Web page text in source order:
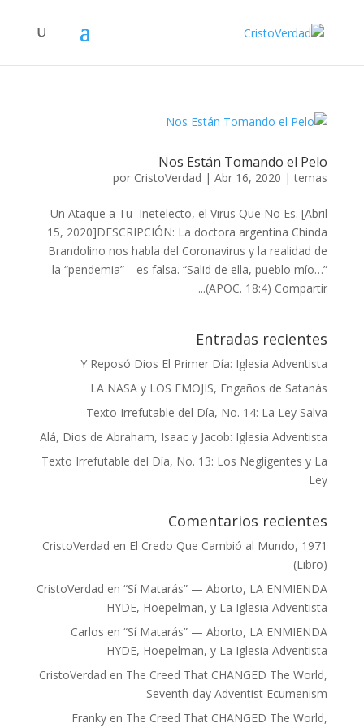
Nos Están Tomando el Pelo
por CristoVerdad |Abr 16, 2020 |temas
Un Ataque a Tu Inetelecto, el Virus Que No Es. [Abril
15, 2020]DESCRIPCIÓN: La doctora argentina Chinda
Brandolino nos habla del Coronavirus y la realidad de
la “pendemia”—es falsa. “Salid de ella, pueblo mío…”
(APOC. 18:4) Compartir...
Entradas recientes
Y Reposó Dios El Primer Día: Iglesia Adventista
LA NASA y LOS EMOJIS, Engaños de Satanás
Texto Irrefutable del Día, No. 14: La Ley Salva
Alá, Dios de Abraham, Isaac y Jacob: Iglesia Adventista
Texto Irrefutable del Día, No. 13: Los Negligentes y La
Ley
Comentarios recientes
CristoVerdad en El Credo Que Cambió al Mundo, 1971
(Libro)
CristoVerdad en“Sí Matarás” — Aborto, LA ENMIENDA
HYDE, Hoepelman, y La Iglesia Adventista
Carlos en“Sí Matarás” — Aborto, LA ENMIENDA
HYDE, Hoepelman, y La Iglesia Adventista
CristoVerdad en The Creed That CHANGED The World,
Seventh-day Adventist Ecumenism
Franky en The Creed That CHANGED The World,